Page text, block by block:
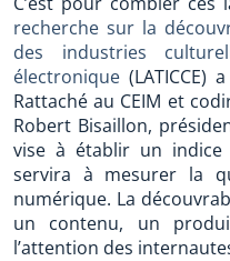
recherche sur la
des industries
électronique
Rattaché au CEIM et
Robert Bisaillon,
vise à établir un indice
servira à mesurer la
numérique. La
un contenu, un
l’attention des